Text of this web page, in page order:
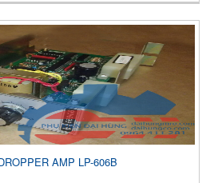
AMP LP-606B